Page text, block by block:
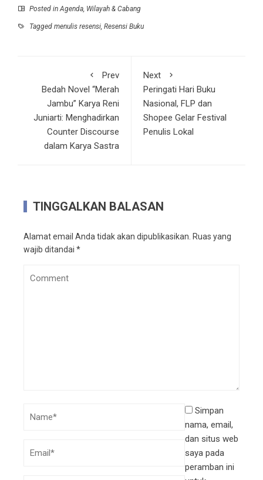
Posted inAgenda, Wilayah & Cabang
Tagged menulis resensi, Resensi Buku
Prev
Bedah Novel “Merah
Jambu” Karya Reni
Juniarti: Menghadirkan
Counter Discourse
dalam Karya Sastra
Next
Peringati Hari Buku
Nasional, FLP dan
Shopee Gelar Festival
Penulis Lokal
TINGGALKAN BALASAN
Alamat email Anda tidak akan dipublikasikan. Ruas yang
wajib ditandai *
Simpan
nama, email,
dan situs web
saya pada
peramban ini